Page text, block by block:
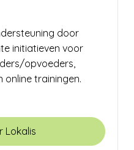
door
initiatieven voor
opvoeders,
online trainingen.
Lokalis